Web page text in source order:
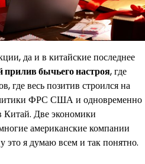
да и в китайские последнее
бычьего настроя, где
где весь позитив строился на
ФРС США и одновременно
Китай. Две экономики
американские компании
это я думаю всем и так понятно.